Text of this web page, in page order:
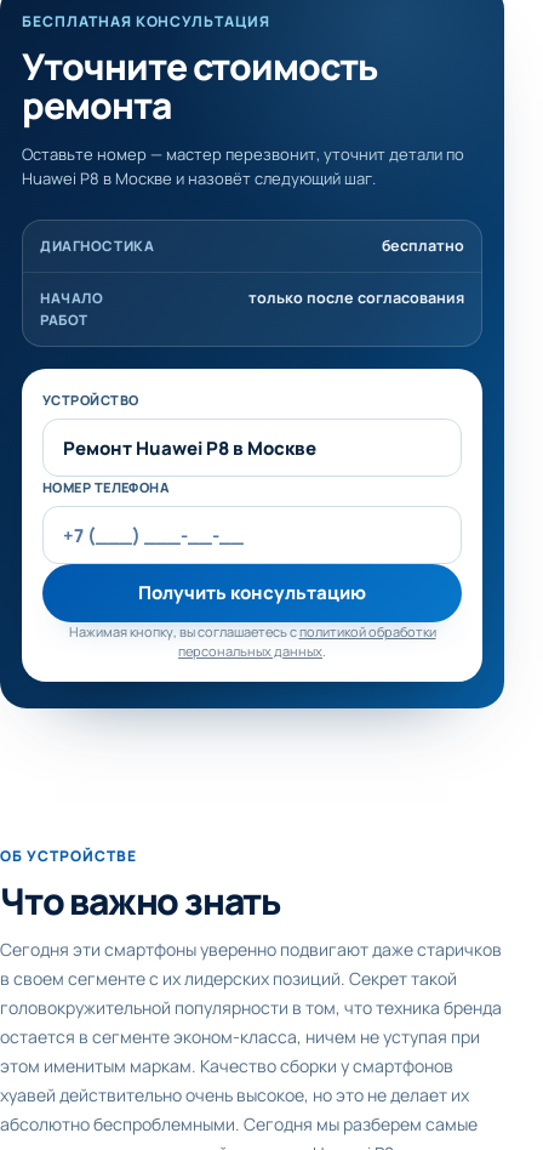
БЕСПЛАТНАЯ КОНСУЛЬТАЦИЯ
Уточните стоимость
ремонта
Оставьте номер — мастер перезвонит, уточнит детали по
Huawei P8 в Москве и назовёт следующий шаг.
ДИАГНОСТИКА бесплатно
НАЧАЛО
РАБОТ
только после согласования
Не заполняйте это поле
УСТРОЙСТВО
НОМЕР ТЕЛЕФОНА
Получить консультацию
Нажимая кнопку, вы соглашаетесь сполитикой обработки
персональных данных.
ОБ УСТРОЙСТВЕ
Что важно знать
Сегодня эти смартфоны уверенно подвигают даже старичков
в своем сегменте с их лидерских позиций. Секрет такой
головокружительной популярности в том, что техника бренда
остается в сегменте эконом-класса, ничем не уступая при
этом именитым маркам. Качество сборки у смартфонов
хуавей действительно очень высокое, но это не делает их
абсолютно беспроблемными. Сегодня мы разберем самые